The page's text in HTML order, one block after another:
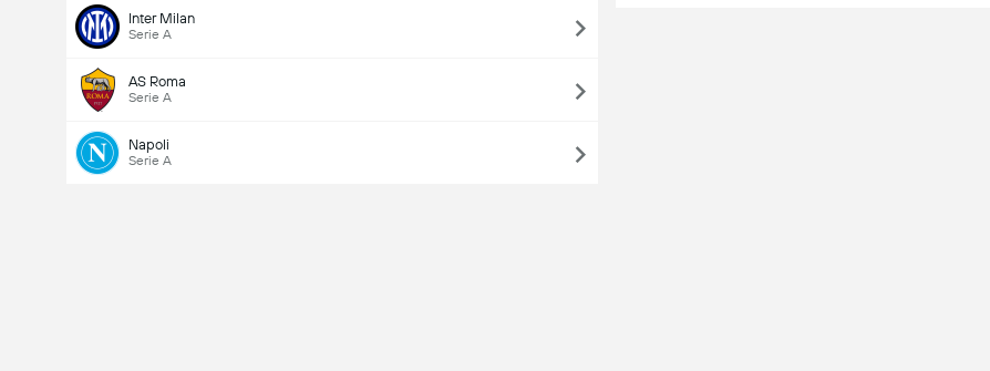
Inter Milan
Serie A
AS Roma
Serie A
Napoli
Serie A